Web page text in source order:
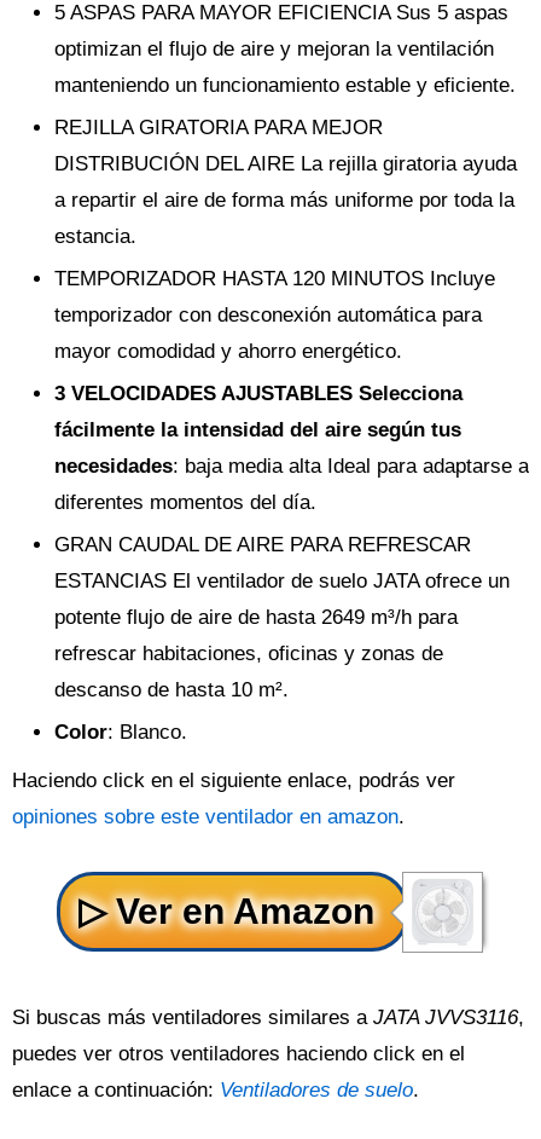
5 ASPAS PARA MAYOR EFICIENCIA Sus 5 aspas
optimizan el flujo de aire y mejoran la ventilación
manteniendo un funcionamiento estable y eficiente.
REJILLA GIRATORIA PARA MEJOR
DISTRIBUCIÓN DEL AIRE La rejilla giratoria ayuda
a repartir el aire de forma más uniforme por toda la
estancia.
TEMPORIZADOR HASTA 120 MINUTOS Incluye
temporizador con desconexión automática para
mayor comodidad y ahorro energético.
3 VELOCIDADES AJUSTABLES Selecciona
fácilmente la intensidad del aire según tus
necesidades: baja media alta Ideal para adaptarse a
diferentes momentos del día.
GRAN CAUDAL DE AIRE PARA REFRESCAR
ESTANCIAS El ventilador de suelo JATA ofrece un
potente flujo de aire de hasta 2649 m³/h para
refrescar habitaciones, oficinas y zonas de
descanso de hasta 10 m².
Color: Blanco.
Haciendo click en el siguiente enlace, podrás ver
opiniones sobre este ventilador en amazon.
Si buscas más ventiladores similares a JATA JVVS3116,
puedes ver otros ventiladores haciendo click en el
enlace a continuación: Ventiladores de suelo.